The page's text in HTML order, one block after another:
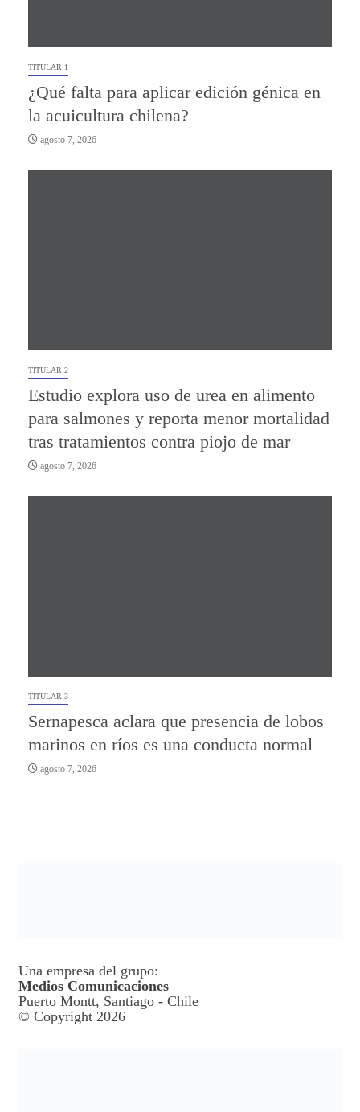
TITULAR 1
¿Qué falta para aplicar edición génica en
la acuicultura chilena?
agosto 7, 2026
TITULAR 2
Estudio explora uso de urea en alimento
para salmones y reporta menor mortalidad
tras tratamientos contra piojo de mar
agosto 7, 2026
TITULAR 3
Sernapesca aclara que presencia de lobos
marinos en ríos es una conducta normal
agosto 7, 2026
Una empresa del grupo:
Medios Comunicaciones
Puerto Montt, Santiago - Chile
© Copyright 2026